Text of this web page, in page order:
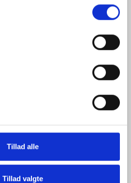
Tillad alle
Tillad valgte